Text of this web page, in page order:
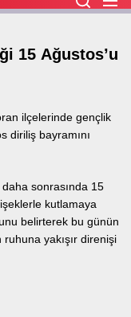
15 Ağustos’u
ilçelerinde gençlik
diriliş bayramını
sonrasında 15
kutlamaya
belirterek bu günün
yakışır direnişi